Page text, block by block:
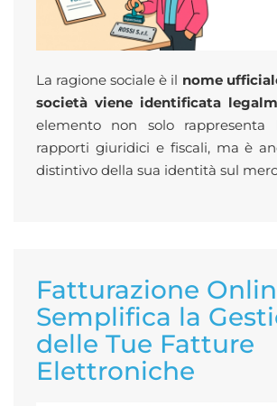
La ragione sociale è il nome
società viene identificata
elemento non solo rappresenta
rapporti giuridici e fiscali, ma è
distintivo della sua identità sul
Fatturazione
Semplifica la
delle Tue Fatture
Elettroniche